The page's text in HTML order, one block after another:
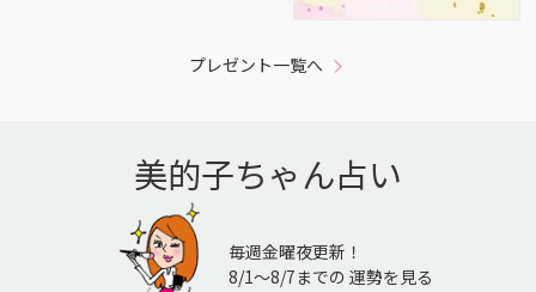
プレゼント一覧へ
美的子ちゃん占い
毎週金曜夜更新！
8/1〜8/7までの 運勢を見る